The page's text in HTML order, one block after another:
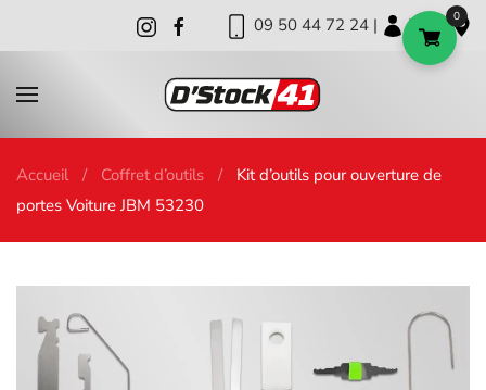
09 50 44 72 24 | | |
Accueil Coffret d’outils
Kit d’outils pour ouverture de
portes Voiture JBM 53230
0